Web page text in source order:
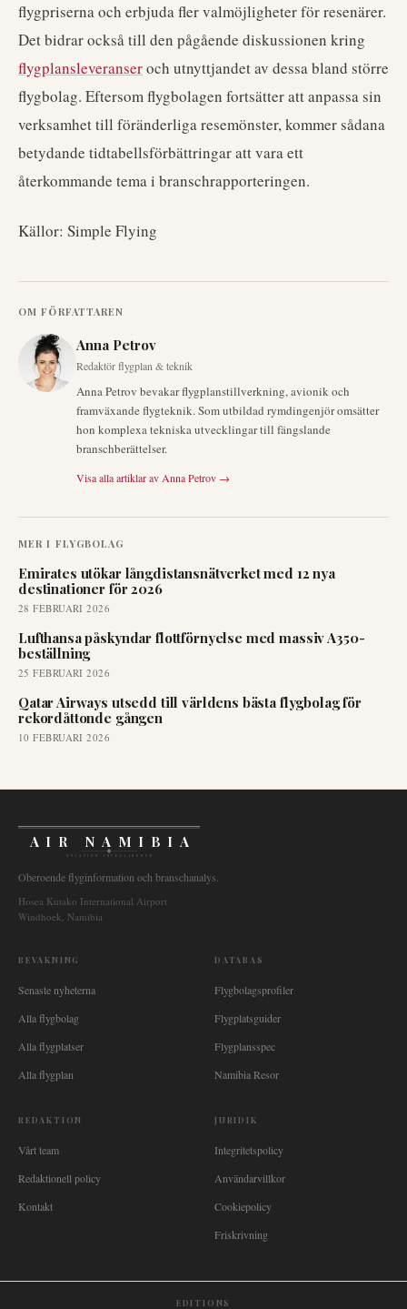
flygpriserna och erbjuda fler valmöjligheter för resenärer.
Det bidrar också till den pågående diskussionen kring
flygplansleveranseroch utnyttjandet av dessa bland större
flygbolag. Eftersom flygbolagen fortsätter att anpassa sin
verksamhet till föränderliga resemönster, kommer sådana
betydande tidtabellsförbättringar att vara ett
återkommande tema i branschrapporteringen.
Källor: Simple Flying
OM FÖRFATTAREN
Anna Petrov
Redaktör flygplan & teknik
Anna Petrov bevakar flygplanstillverkning, avionik och
framväxande flygteknik. Som utbildad rymdingenjör omsätter
hon komplexa tekniska utvecklingar till fängslande
branschberättelser.
Visa alla artiklar av Anna Petrov →
MER I FLYGBOLAG
Emirates utökar långdistansnätverket med 12 nya
destinationer för 2026
28 FEBRUARI 2026
Lufthansa påskyndar flottförnyelse med massiv A350-
beställning
25 FEBRUARI 2026
Qatar Airways utsedd till världens bästa flygbolag för
rekordåttonde gången
10 FEBRUARI 2026
AIR NAMIBIA
AVIATION INTELLIGENCE
Oberoende flyginformation och branschanalys.
Hosea Kutako International Airport
Windhoek, Namibia
BEVAKNING
Senaste nyheterna
Alla flygbolag
Alla flygplatser
Alla flygplan
DATABAS
Flygbolagsprofiler
Flygplatsguider
Flygplansspec
Namibia Resor
REDAKTION
Vårt team
Redaktionell policy
Kontakt
JURIDIK
Integritetspolicy
Användarvillkor
Cookiepolicy
Friskrivning
EDITIONS